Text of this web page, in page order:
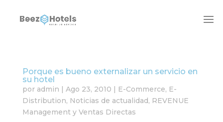
Porque es bueno externalizar un servicio en
su hotel
por admin | Ago 23, 2010 | E-Commerce, E-
Distribution, Noticias de actualidad, REVENUE
Management y Ventas Directas